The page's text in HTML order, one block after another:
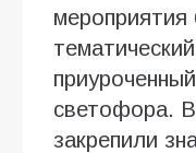
мероприятия
светофора.
закрепили